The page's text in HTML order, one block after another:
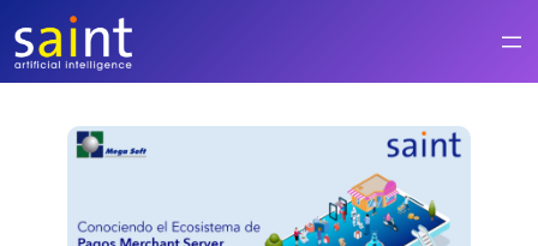
contenido